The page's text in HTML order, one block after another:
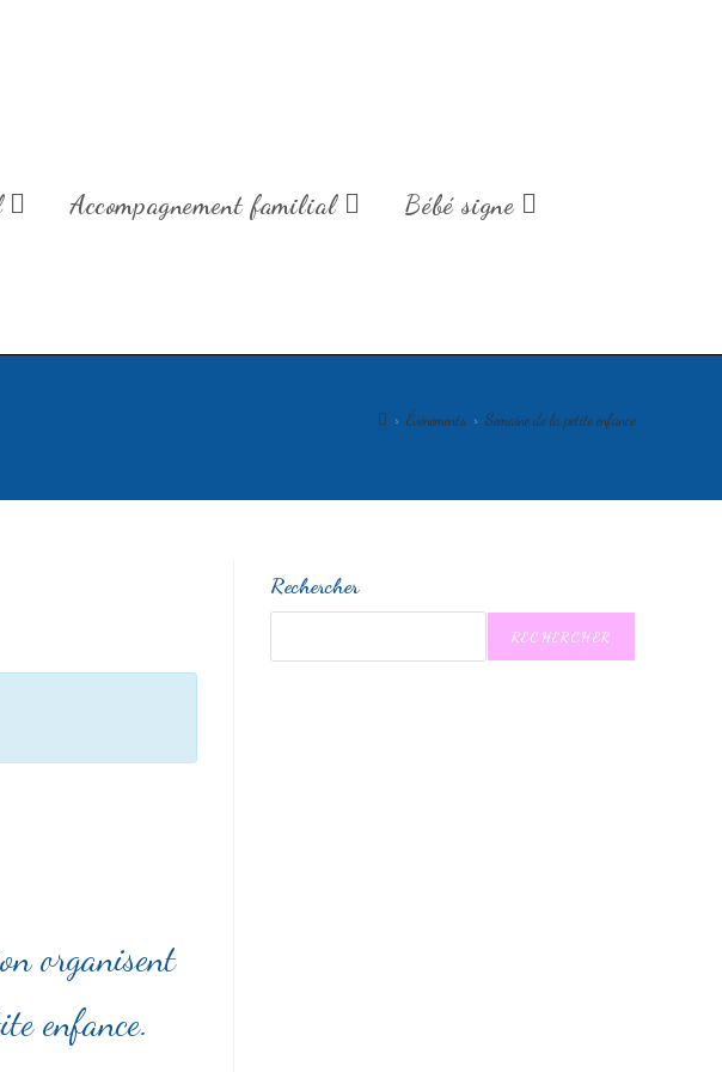
Accompagnement familial Bébé signe
> Évènements > Semaine de la petite enfance
organisent
enfance.
Rechercher
RECHERCHER